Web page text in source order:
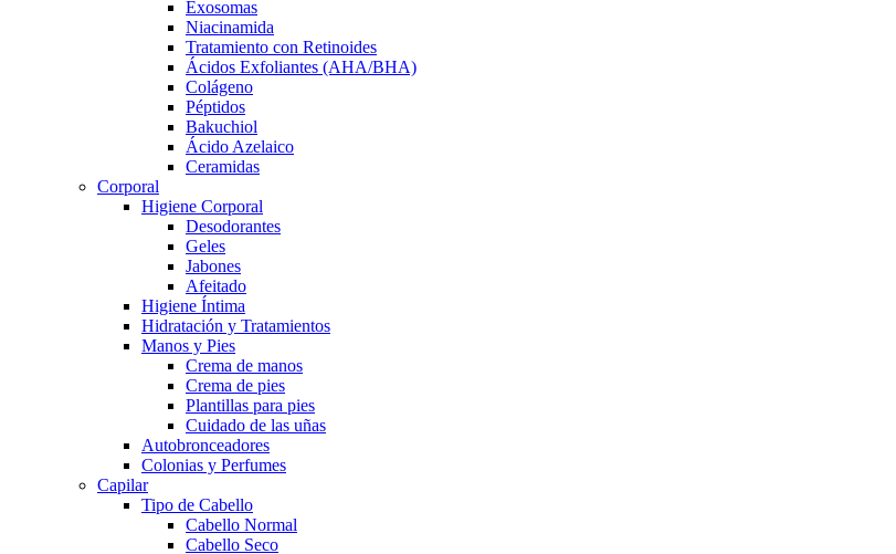
Exosomas
Niacinamida
Tratamiento con Retinoides
Ácidos Exfoliantes (AHA/BHA)
Colágeno
Péptidos
Bakuchiol
Ácido Azelaico
Ceramidas
Corporal
Higiene Corporal
Desodorantes
Geles
Jabones
Afeitado
Higiene Íntima
Hidratación y Tratamientos
Manos y Pies
Crema de manos
Crema de pies
Plantillas para pies
Cuidado de las uñas
Autobronceadores
Colonias y Perfumes
Capilar
Tipo de Cabello
Cabello Normal
Cabello Seco